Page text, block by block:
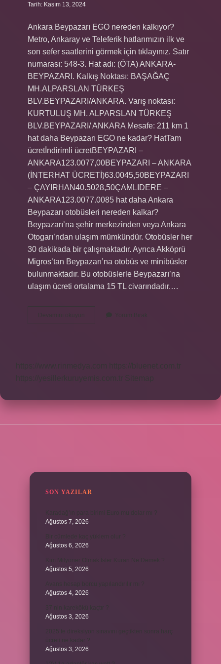
Tarih: Kasım 13, 2024
Ankara Beypazarı EGO nereden kalkıyor?
Metro, Ankaray ve Teleferik hatlarımızın ilk ve
son sefer saatlerini görmek için tıklayınız. Satır
numarası: 548-3. Hat adı: (ÖTA) ANKARA-
BEYPAZARI. Kalkış Noktası: BAŞAĞAÇ
MH.ALPARSLAN TÜRKEŞ
BLV.BEYPAZARI/ANKARA. Varış noktası:
KURTULUŞ MH. ALPARSLAN TÜRKEŞ
BLV.BEYPAZARI/ ANKARA Mesafe: 211 km 1
hat daha Beypazarı EGO ne kadar? HatTam
ücretİndirimli ücretBEYPAZARI –
ANKARA123.0077,00BEYPAZARI – ANKARA
(İNTERHAT ÜCRETİ)63.0045,50BEYPAZARI
– ÇAYIRHAN40.5028,50ÇAMLIDERE –
ANKARA123.0077.0085 hat daha Ankara
Beypazarı otobüsleri nereden kalkar?
Beypazarı’na şehir merkezinden veya Ankara
Otogarı’ndan ulaşım mümkündür. Otobüsler her
30 dakikada bir çalışmaktadır. Ayrıca Akköprü
Migros’tan Beypazarı’na otobüs ve minibüsler
bulunmaktadır. Bu otobüslerle Beypazarı’na
ulaşım ücreti ortalama 15 TL civarındadır.…
Devamını okuyun
Beypazarına
Hangi
Yorum Bırak
https://www.rinmedya.com
https://bluenet.com.tr
https://yesillerkuruyemis.com.tr Sitemap
SON YAZILAR
Ağustos 7, 2026
Ağustos 6, 2026
Ağustos 5, 2026
Ağustos 4, 2026
Ağustos 3, 2026
Ağustos 3, 2026